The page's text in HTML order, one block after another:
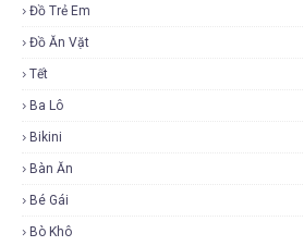
Đồ Trẻ Em
Đồ Ăn Vặt
Tết
Ba Lô
Bikini
Bàn Ăn
Bé Gái
Bò Khô